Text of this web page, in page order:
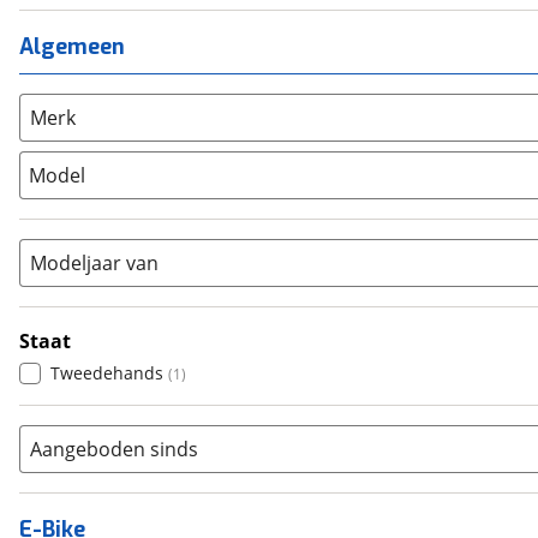
Ligfiets (0)
Mountainbike
Overig (0)
Racefiets
Stadsfiets (0)
Tandem
Algemeen
Merk
Model
Modeljaar van
Staat
Tweedehands (1)
Aangeboden sinds
E-Bike